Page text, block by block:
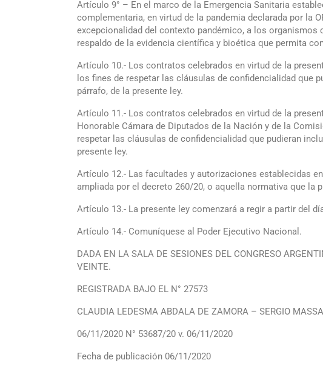
Artículo 9° – En el marco de la Emergencia Sanitaria
complementaria, en virtud de la pandemia declarada por la
excepcionalidad del contexto pandémico, a los organismos
respaldo de la evidencia científica y bioética que permita
Artículo 10.- Los contratos celebrados en virtud de la
los fines de respetar las cláusulas de confidencialidad que
párrafo, de la presente ley.
Artículo 11.- Los contratos celebrados en virtud de la
Honorable Cámara de Diputados de la Nación y de la
respetar las cláusulas de confidencialidad que pudieran
presente ley.
Artículo 12.- Las facultades y autorizaciones establecidas
ampliada por el decreto 260/20, o aquella normativa que la
Artículo 13.- La presente ley comenzará a regir a partir del
Artículo 14.- Comuníquese al Poder Ejecutivo Nacional.
DADA EN LA SALA DE SESIONES DEL CONGRESO
VEINTE.
REGISTRADA BAJO EL N° 27573
CLAUDIA LEDESMA ABDALA DE ZAMORA – SERGIO
06/11/2020 N° 53687/20 v. 06/11/2020
Fecha de publicación 06/11/2020